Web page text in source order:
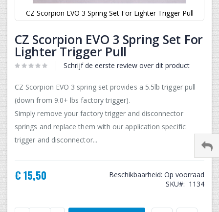
CZ Scorpion EVO 3 Spring Set For Lighter Trigger Pull
naar
het
begin
van
de
gallerij
CZ Scorpion EVO 3 Spring Set For
Lighter Trigger Pull
Schrijf de eerste review over dit product
CZ Scorpion EVO 3 spring set provides a 5.5lb trigger pull
(down from 9.0+ lbs factory trigger).
Simply remove your factory trigger and disconnector
springs and replace them with our application specific
trigger and disconnector...
€ 15,50 Beschikbaarheid: Op voorraad
SKU
1134